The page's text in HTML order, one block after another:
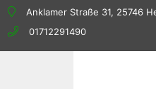
Anklamer Straße 31, 25746
01712291490